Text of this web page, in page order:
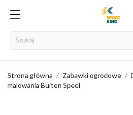
Strona główna Zabawki ogrodowe
malowania Buiten Speel